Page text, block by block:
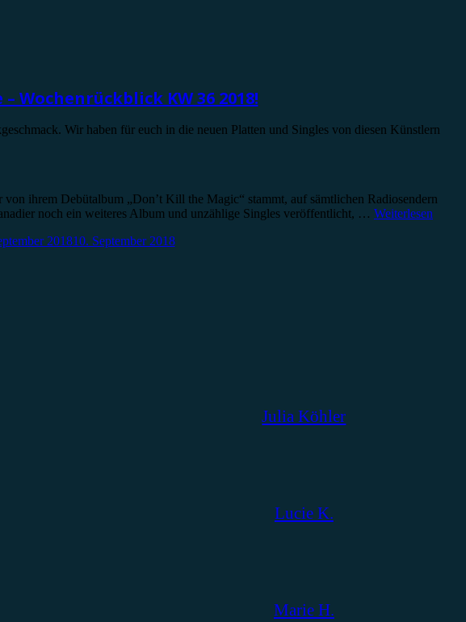
Wochenrückblick KW 36 2018!
Wir haben für euch in die neuen Platten und Singles von diesen Künstlern
ihrem Debütalbum „Don’t Kill the Magic“ stammt, auf sämtlichen Radiosendern
noch ein weiteres Album und unzählige Singles veröffentlicht, … Weiterlesen
201810. September 2018
Julia Köhler
Lucie K.
Marie H.